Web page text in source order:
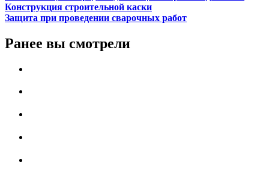
Конструкция строительной каски
Защита при проведении сварочных работ
Ранее вы смотрели